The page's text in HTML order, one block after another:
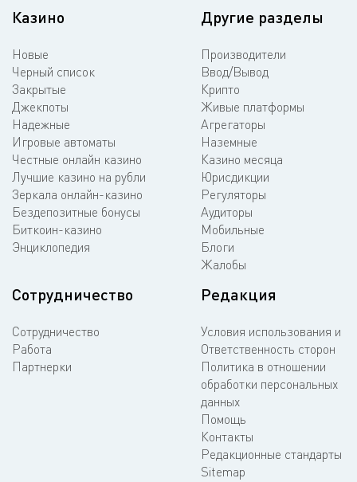
Казино
Новые
Черный список
Закрытые
Джекпоты
Надежные
Игровые автоматы
Честные онлайн казино
Лучшие казино на рубли
Зеркала онлайн-казино
Бездепозитные бонусы
Биткоин-казино
Энциклопедия
Другие разделы
Производители
Ввод/Вывод
Крипто
Живые платформы
Агрегаторы
Наземные
Казино месяца
Юрисдикции
Регуляторы
Аудиторы
Мобильные
Блоги
Жалобы
Сотрудничество
Сотрудничество
Работа
Партнерки
Редакция
Условия использования и
Ответственность сторон
Политика в отношении
обработки персональных
данных
Помощь
Контакты
Редакционные стандарты
Sitemap